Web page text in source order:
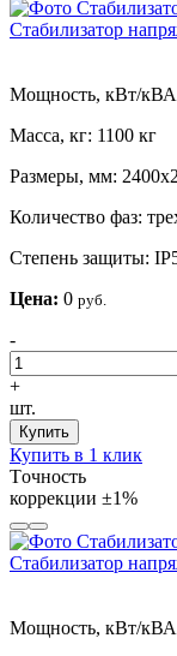
Стабилизатор
Мощность, кВт/
Масса, кг: 1100 кг
Размеры, мм:
Количество фаз:
Степень защиты:
Цена: 0 руб.
-
+
шт.
Купить
Купить в 1 клик
Tочность
коррекции ±1%
Стабилизатор
Мощность, кВт/